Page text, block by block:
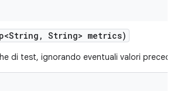
, String> metrics)
di test, ignorando eventuali valori